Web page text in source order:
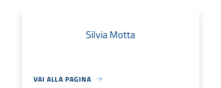
Silvia Motta
VAI ALLA PAGINA